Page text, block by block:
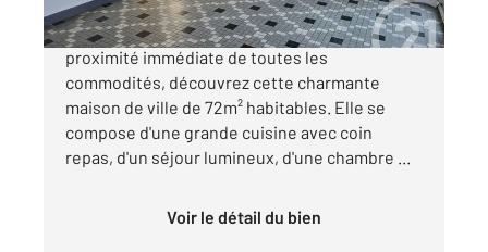
À Dax, dans un quartier recherché et à
proximité immédiate de toutes les
commodités, découvrez cette charmante
maison de ville de 72m² habitables. Elle se
compose d'une grande cuisine avec coin
repas, d'un séjour lumineux, d'une chambre ...
Voir le détail du bien